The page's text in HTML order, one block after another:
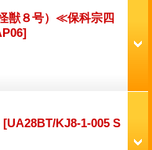
獣８号）≪保科宗四
[UA28BT/KJ8-1-005 S